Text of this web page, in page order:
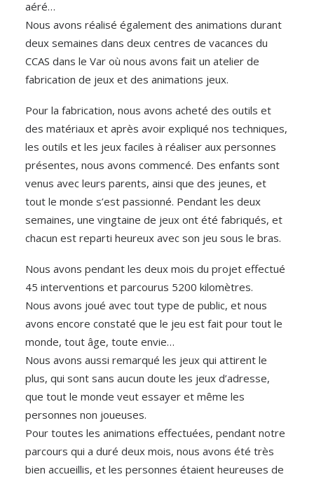
aéré…
Nous avons réalisé également des animations durant
deux semaines dans deux centres de vacances du
CCAS dans le Var où nous avons fait un atelier de
fabrication de jeux et des animations jeux.
Pour la fabrication, nous avons acheté des outils et
des matériaux et après avoir expliqué nos techniques,
les outils et les jeux faciles à réaliser aux personnes
présentes, nous avons commencé. Des enfants sont
venus avec leurs parents, ainsi que des jeunes, et
tout le monde s’est passionné. Pendant les deux
semaines, une vingtaine de jeux ont été fabriqués, et
chacun est reparti heureux avec son jeu sous le bras.
Nous avons pendant les deux mois du projet effectué
45 interventions et parcourus 5200 kilomètres.
Nous avons joué avec tout type de public, et nous
avons encore constaté que le jeu est fait pour tout le
monde, tout âge, toute envie…
Nous avons aussi remarqué les jeux qui attirent le
plus, qui sont sans aucun doute les jeux d’adresse,
que tout le monde veut essayer et même les
personnes non joueuses.
Pour toutes les animations effectuées, pendant notre
parcours qui a duré deux mois, nous avons été très
bien accueillis, et les personnes étaient heureuses de